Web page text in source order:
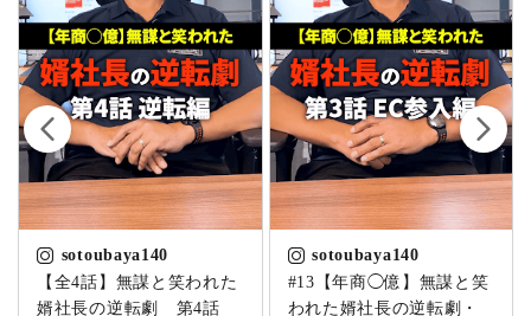
白木絵馬155mm×100ｍｍ×7ｍｍ(1枚)赤ひも
sotoubaya140
【全4話】無謀と笑われた
婿社長の逆転劇 第4話
sotoubaya140
#13【年商◯億】無謀と笑
われた婿社長の逆転劇・